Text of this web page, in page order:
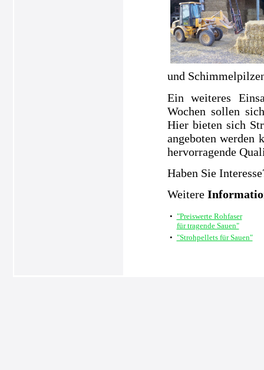
und
Ein weiteres
Wochen sollen
Hier bieten sich
angeboten werden
hervorragende
Haben Sie
Weitere
• "Preiswerte Rohfaser
für tragende Sauen"
• "Strohpellets für Sauen"